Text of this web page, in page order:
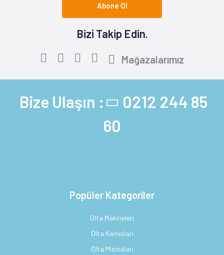
Abone Ol
Bizi Takip Edin.
Mağazalarımız
Bize Ulaşın : 0212 244 85
60
Popüler Kategoriler
Olta Makineleri
Olta Kamışları
Olta Misinaları